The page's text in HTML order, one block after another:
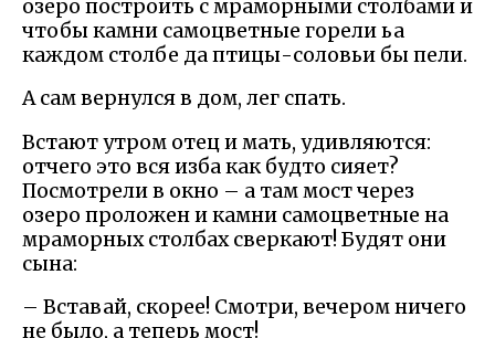
озеро построить с мраморными столбами и
чтобы камни самоцветные горели ьа
каждом столбе да птицы-соловьи бы пели.
А сам вернулся в дом, лег спать.
Встают утром отец и мать, удивляются:
отчего это вся изба как будто сияет?
Посмотрели в окно – а там мост через
озеро проложен и камни самоцветные на
мраморных столбах сверкают! Будят они
сына:
– Вставай, скорее! Смотри, вечером ничего
не было, а теперь мост!